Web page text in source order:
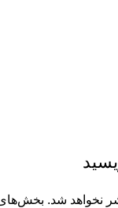
نخواهد شد. بخش‌های